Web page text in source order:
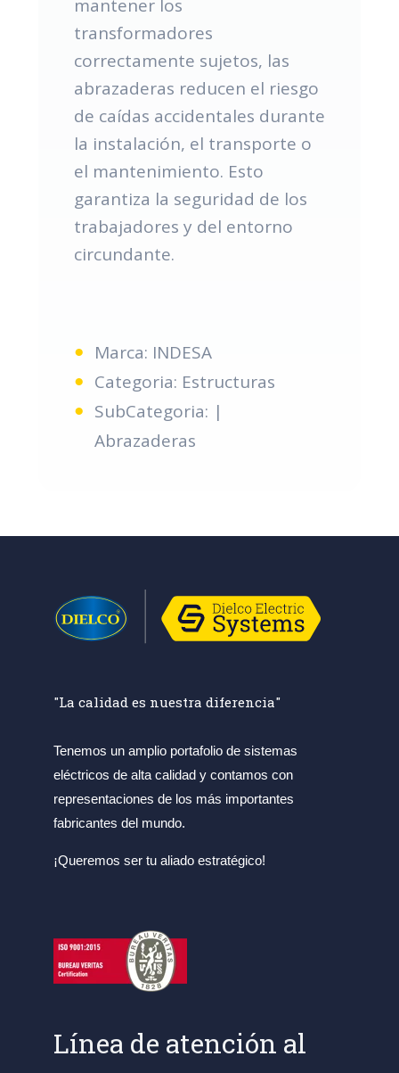
mantener los
transformadores
correctamente sujetos, las
abrazaderas reducen el riesgo
de caídas accidentales durante
la instalación, el transporte o
el mantenimiento. Esto
garantiza la seguridad de los
trabajadores y del entorno
circundante.
Marca: INDESA
Categoria: Estructuras
SubCategoria: |
Abrazaderas
"La calidad es nuestra diferencia"
Tenemos un amplio portafolio de sistemas
eléctricos de alta calidad y contamos con
representaciones de los más importantes
fabricantes del mundo.
¡Queremos ser tu aliado estratégico!
Línea de atención al